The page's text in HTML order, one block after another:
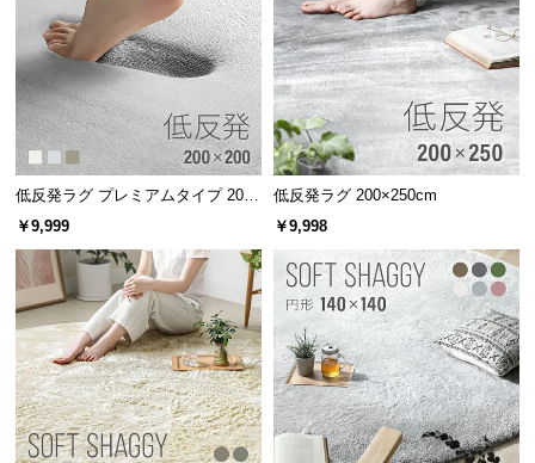
低反発ラグ プレミアムタイプ 200×
200cm
￥9,999
低反発ラグ 200×250cm
￥9,998